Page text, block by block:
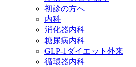
初診の方へ
内科
消化器内科
糖尿病内科
GLP‐1ダイエット外来
循環器内科